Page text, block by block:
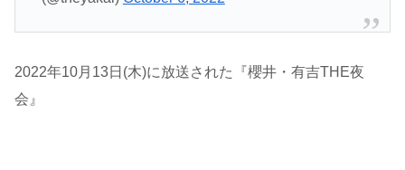
2022年10月13日(木)に放送された『櫻井・有吉THE夜
会』